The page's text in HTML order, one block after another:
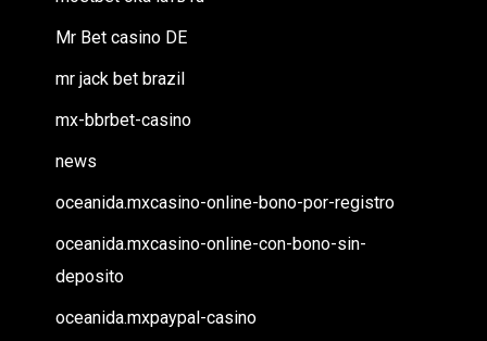
Mr Bet casino DE
mr jack bet brazil
mx-bbrbet-casino
news
oceanida.mxcasino-online-bono-por-registro
oceanida.mxcasino-online-con-bono-sin-
deposito
oceanida.mxpaypal-casino